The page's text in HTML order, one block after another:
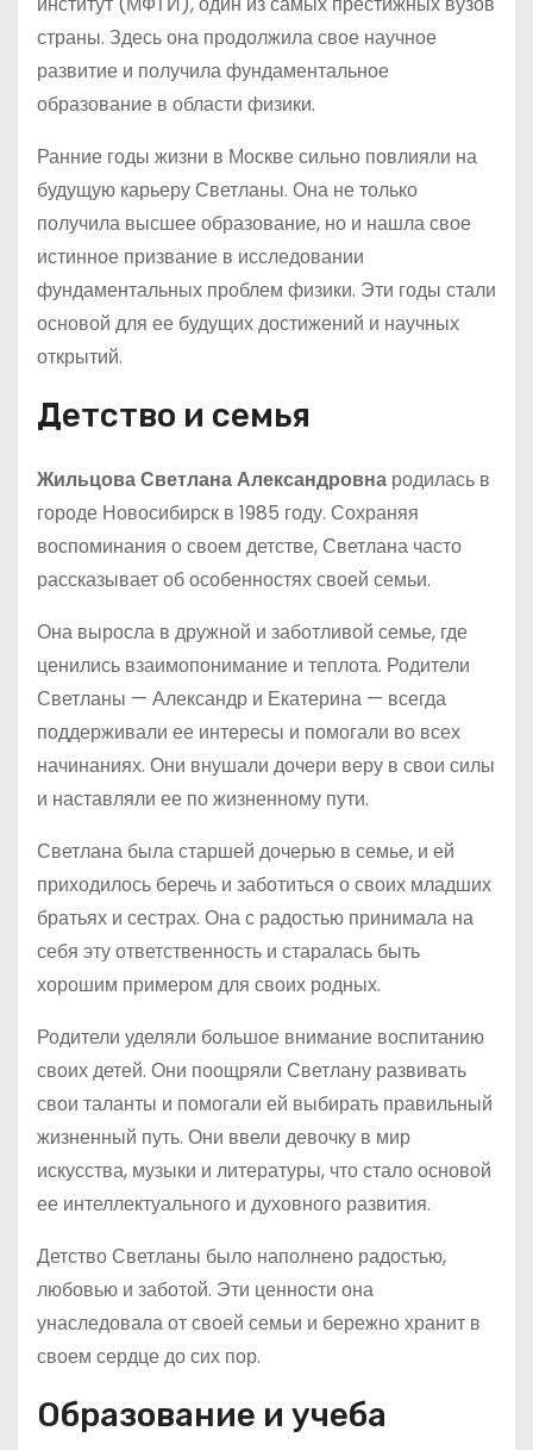
страны. Здесь она продолжила свое научное
развитие и получила фундаментальное
образование в области физики.
Ранние годы жизни в Москве сильно повлияли на
будущую карьеру Светланы. Она не только
получила высшее образование, но и нашла свое
истинное призвание в исследовании
фундаментальных проблем физики. Эти годы стали
основой для ее будущих достижений и научных
открытий.
Детство и семья
Жильцова Светлана Александровна родилась в
городе Новосибирск в 1985 году. Сохраняя
воспоминания о своем детстве, Светлана часто
рассказывает об особенностях своей семьи.
Она выросла в дружной и заботливой семье, где
ценились взаимопонимание и теплота. Родители
Светланы — Александр и Екатерина — всегда
поддерживали ее интересы и помогали во всех
начинаниях. Они внушали дочери веру в свои силы
и наставляли ее по жизненному пути.
Светлана была старшей дочерью в семье, и ей
приходилось беречь и заботиться о своих младших
братьях и сестрах. Она с радостью принимала на
себя эту ответственность и старалась быть
хорошим примером для своих родных.
Родители уделяли большое внимание воспитанию
своих детей. Они поощряли Светлану развивать
свои таланты и помогали ей выбирать правильный
жизненный путь. Они ввели девочку в мир
искусства, музыки и литературы, что стало основой
ее интеллектуального и духовного развития.
Детство Светланы было наполнено радостью,
любовью и заботой. Эти ценности она
унаследовала от своей семьи и бережно хранит в
своем сердце до сих пор.
Образование и учеба